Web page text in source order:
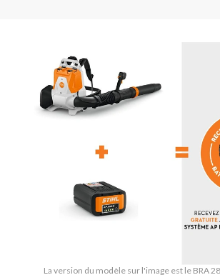
La version du modèle sur l'image est le BRA